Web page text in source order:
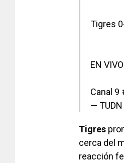
Tigres
EN
Canal 9
— TUDN
Tigres
cerca del
reacción